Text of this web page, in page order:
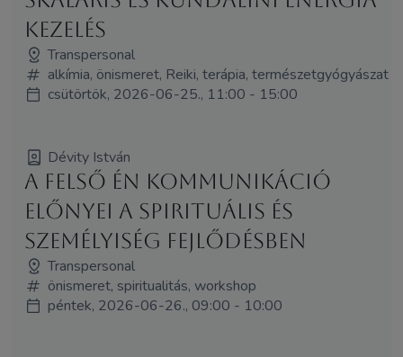
KEZELÉS
Transpersonal
alkímia, önismeret, Reiki, terápia, természetgyógyászat
csütörtök, 2026-06-25., 11:00 - 15:00
Dévity István
A Felső Én kommunikáció
előnyei a spirituális és
személyiség fejlődésben
Transpersonal
önismeret, spiritualitás, workshop
péntek, 2026-06-26., 09:00 - 10:00